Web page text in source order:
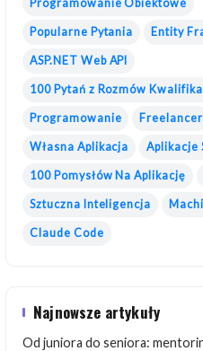
Programowanie Obiektowe
Popularne Pytania Entity
ASP.NET Web API
100 Pytań z Rozmów
Programowanie Freelancer
Własna Aplikacja Aplikacje
100 Pomysłów Na Aplikację
Sztuczna Inteligencja
Claude Code
Najnowsze artykuły
Od juniora do seniora: